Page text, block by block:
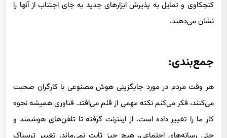
نشان می‌دهند.
هر وقت مردم در مورد جایگزینی هوش مصنوعی با کارگران صحبت
می‌کنند، فکر می‌کنم نکته مهمی از قلم می‌افتد. فناوری همیشه نحوه
کار ما را تغییر داده است. از اینترنت گرفته تا تلفن‌های هوشمند و
حتی رسانه‌های اجتماعی، هیچ چیز ثابت نمی‌ماند. تغییر ترسناک